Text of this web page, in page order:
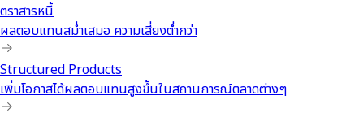
ตราสารหนี้
ผลตอบแทนสม่ำเสมอ ความเสี่ยงต่ำกว่า
Structured Products
เพิ่มโอกาสได้ผลตอบแทนสูงขึ้นในสถานการณ์ตลาดต่างๆ